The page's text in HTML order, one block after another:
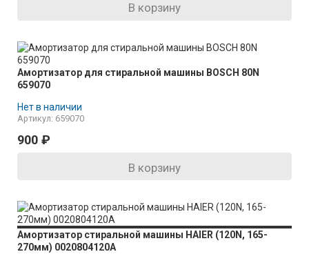
В корзину
Амортизатор для стиральной машины BOSCH 80N
659070
Нет в наличии
Артикул: 659070
900 ₽
В корзину
Амортизатор стиральной машины HAIER (120N, 165-
270мм) 0020804120A